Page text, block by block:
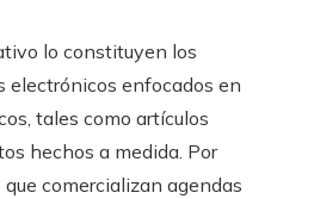
lo constituyen los
electrónicos enfocados en
tales como artículos
hechos a medida. Por
comercializan agendas